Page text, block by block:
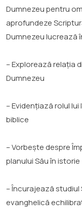
Dumnezeu pentru
aprofundeze
Dumnezeu lucrează
– Explorează relația
Dumnezeu
– Evidențiază rolul
biblice
– Vorbește despre
planului Său în istorie
– Încurajează
evanghelică